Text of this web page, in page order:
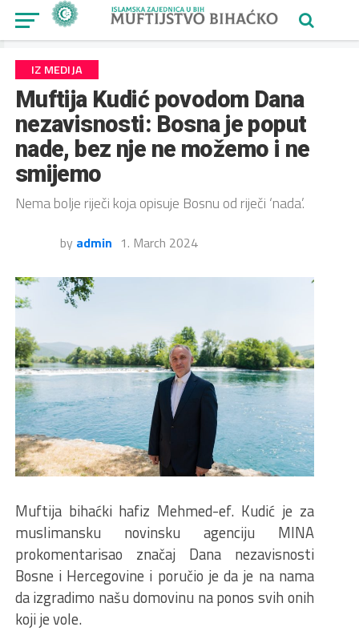
IZ MEDIJA
Muftija Kudić povodom Dana
nezavisnosti: Bosna je poput
nade, bez nje ne možemo i ne
smijemo
Nema bolje riječi koja opisuje Bosnu od riječi ‘nada’.
by admin 1. March 2024
Muftija bihaćki hafiz Mehmed-ef. Kudić je za
muslimansku novinsku agenciju MINA
prokomentarisao značaj Dana nezavisnosti
Bosne i Hercegovine i poručio je da je na nama
da izgradimo našu domovinu na ponos svih onih
koji je vole.